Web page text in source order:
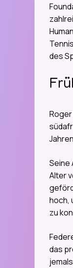
des
Seine
Alter
hoch,
zu
das